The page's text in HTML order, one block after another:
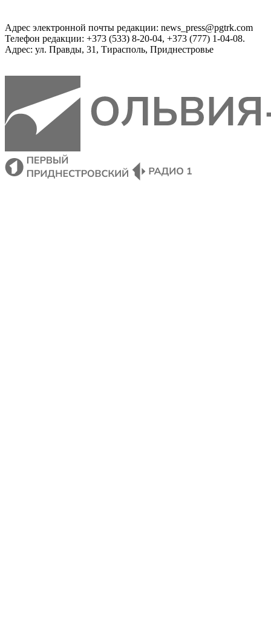
Адрес электронной почты редакции: news_press@pgtrk.com
Телефон редакции: +373 (533) 8-20-04, +373 (777) 1-04-08.
Адрес: ул. Правды, 31, Тирасполь, Приднестровье